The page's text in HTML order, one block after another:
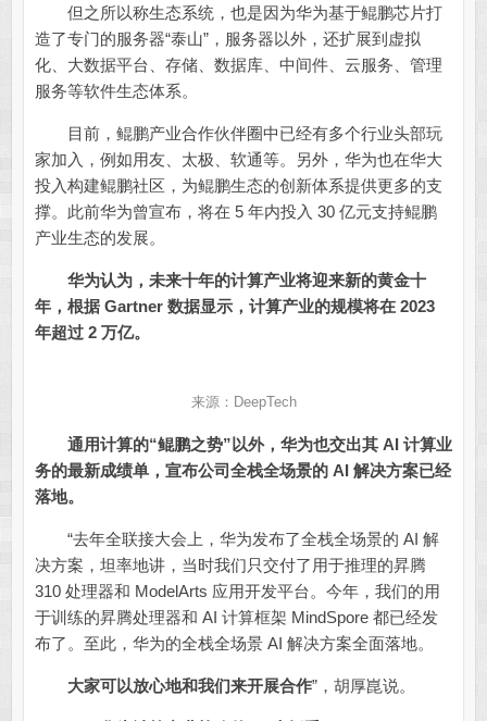
但之所以称生态系统，也是因为华为基于鲲鹏芯片打
造了专门的服务器“泰山”，服务器以外，还扩展到虚拟
化、大数据平台、存储、数据库、中间件、云服务、管理
服务等软件生态体系。
目前，鲲鹏产业合作伙伴圈中已经有多个行业头部玩
家加入，例如用友、太极、软通等。另外，华为也在华大
投入构建鲲鹏社区，为鲲鹏生态的创新体系提供更多的支
撑。此前华为曾宣布，将在 5 年内投入 30 亿元支持鲲鹏
产业生态的发展。
华为认为，未来十年的计算产业将迎来新的黄金十
年，根据 Gartner 数据显示，计算产业的规模将在 2023
年超过 2 万亿。
来源：DeepTech
通用计算的“鲲鹏之势”以外，华为也交出其 AI 计算业
务的最新成绩单，宣布公司全栈全场景的 AI 解决方案已经
落地。
“去年全联接大会上，华为发布了全栈全场景的 AI 解
决方案，坦率地讲，当时我们只交付了用于推理的昇腾
310 处理器和 ModelArts 应用开发平台。今年，我们的用
于训练的昇腾处理器和 AI 计算框架 MindSpore 都已经发
布了。至此，华为的全栈全场景 AI 解决方案全面落地。
大家可以放心地和我们来开展合作”，胡厚崑说。